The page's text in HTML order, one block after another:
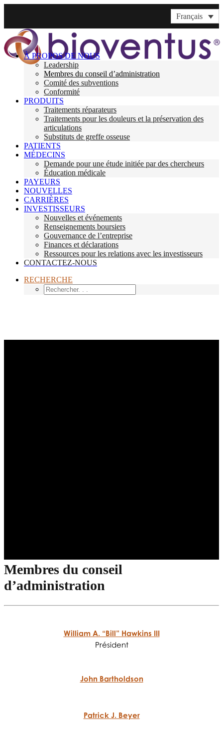
Français
À PROPOS DE NOUS
Leadership
Membres du conseil d’administration
Comité des subventions
Conformité
PRODUITS
Traitements réparateurs
Traitements pour les douleurs et la préservation des
articulations
Substituts de greffe osseuse
PATIENTS
MÉDECINS
Demande pour une étude initiée par des chercheurs
Éducation médicale
PAYEURS
NOUVELLES
CARRIÈRES
INVESTISSEURS
Nouvelles et événements
Renseignements boursiers
Gouvernance de l’entreprise
Finances et déclarations
Ressources pour les relations avec les investisseurs
CONTACTEZ-NOUS
RECHERCHE
Membres du conseil
d’administration
William A. “Bill” Hawkins III
Président
John Bartholdson
Patrick J. Beyer